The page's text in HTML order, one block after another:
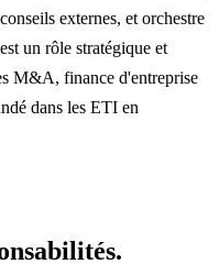
externes, et orchestre
un rôle stratégique et
M&A, finance d'entreprise
dans les ETI en